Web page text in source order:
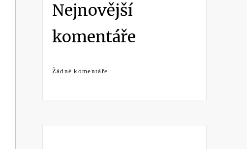
Nejnovější
komentáře
Žádné komentáře.